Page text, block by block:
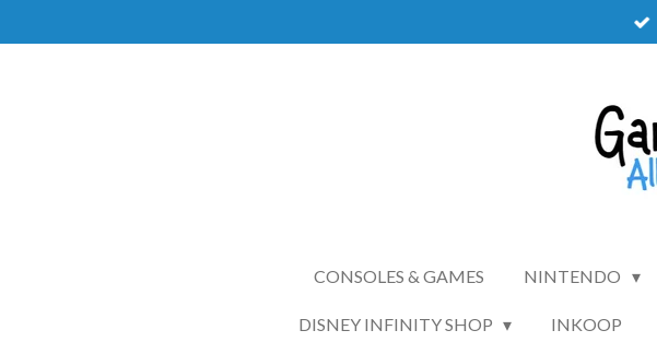
direct
CONSOLES & GAMES NINTENDO
DISNEY INFINITY SHOP INKOOP